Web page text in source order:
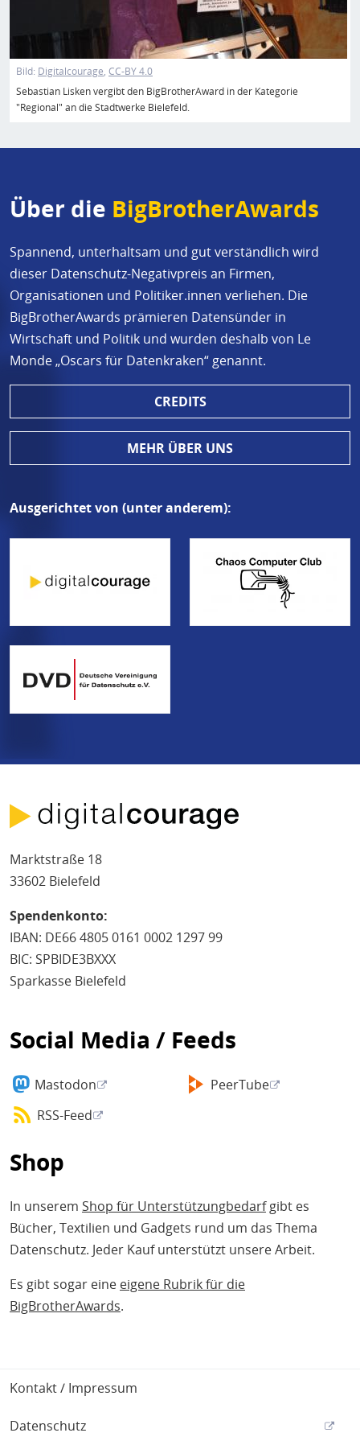
Bild: Digitalcourage CC-BY 4.0
Sebastian Lisken vergibt den BigBrotherAward in der Kategorie
"Regional" an die Stadtwerke Bielefeld.
Über die BigBrotherAwards
Spannend, unterhaltsam und gut verständlich wird
dieser Datenschutz-Negativpreis an Firmen,
Organisationen und Politiker.innen verliehen. Die
BigBrotherAwards prämieren Datensünder in
Wirtschaft und Politik und wurden deshalb von Le
Monde „Oscars für Datenkraken“ genannt.
CREDITS
MEHR ÜBER UNS
Ausgerichtet von (unter anderem):
Marktstraße 18
33602 Bielefeld
Spendenkonto:
IBAN: DE66 4805 0161 0002 1297 99
BIC: SPBIDE3BXXX
Sparkasse Bielefeld
Social Media / Feeds
Mastodon
PeerTube
RSS-Feed
Shop
In unserem Shop für Unterstützungbedarfgibt es
Bücher, Textilien und Gadgets rund um das Thema
Datenschutz. Jeder Kauf unterstützt unsere Arbeit.
Es gibt sogar eine eigene Rubrik für die
BigBrotherAwards.
Footer
Kontakt / Impressum
Datenschutz